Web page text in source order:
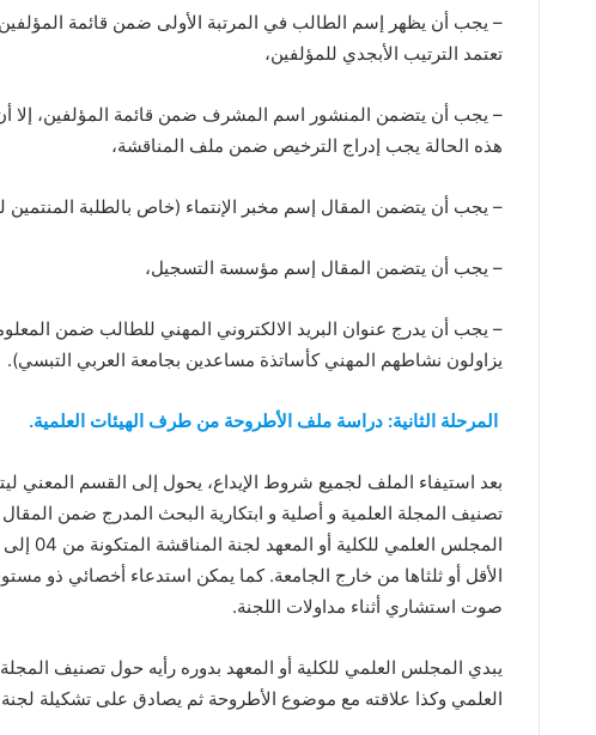
– يجب أن يظهر إسم الطالب في المرتبة الأولى ضمن قائمة المؤلفين
تعتمد الترتيب الأبجدي للمؤلفين،
– يجب أن يتضمن المنشور اسم المشرف ضمن قائمة المؤلفين، إلا
هذه الحالة يجب إدراج الترخيص ضمن ملف المناقشة،
– يجب أن يتضمن المقال إسم مخبر الإنتماء (خاص بالطلبة المنتمين
– يجب أن يتضمن المقال إسم مؤسسة التسجيل،
– يجب أن يدرج عنوان البريد الالكتروني المهني للطالب ضمن
يزاولون نشاطهم المهني كأساتذة مساعدين بجامعة العربي التبسي).
المرحلة الثانية: دراسة ملف الأطروحة من طرف الهيئات العلمية.
بعد استيفاء الملف لجميع شروط الإيداع، يحول إلى القسم المعني
تصنيف المجلة العلمية و أصلية و ابتكارية البحث المدرج ضمن
الأقل أو ثلثاها من خارج الجامعة. كما يمكن استدعاء أخصائي ذو
صوت استشاري أثناء مداولات اللجنة.
يبدي المجلس العلمي للكلية أو المعهد بدوره رأيه حول تصنيف
العلمي وكذا علاقته مع موضوع الأطروحة ثم يصادق على تشكيلة